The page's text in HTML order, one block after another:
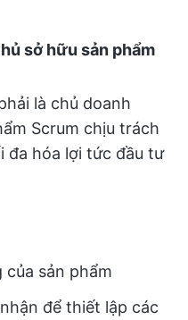
sở hữu sản phẩm
là chủ doanh
Scrum chịu trách
đa hóa lợi tức đầu tư
sản phẩm
để thiết lập các